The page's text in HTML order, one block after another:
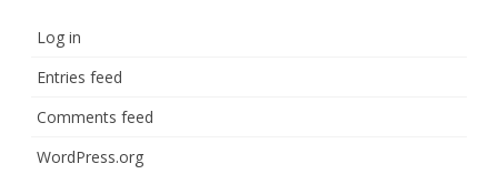
Log in
Entries feed
Comments feed
WordPress.org